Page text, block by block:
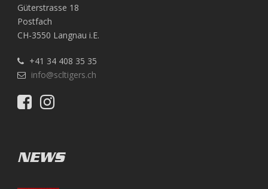
Güterstrasse 18
Postfach
CH-3550 Langnau i.E.
+41 34 408 35 35
info@scltigers.ch
NEWS